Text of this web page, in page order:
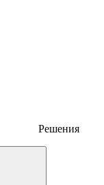
Решения